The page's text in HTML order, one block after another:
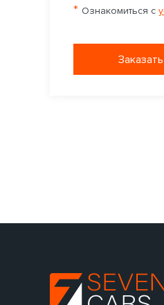
* Ознакомиться с
Заказать